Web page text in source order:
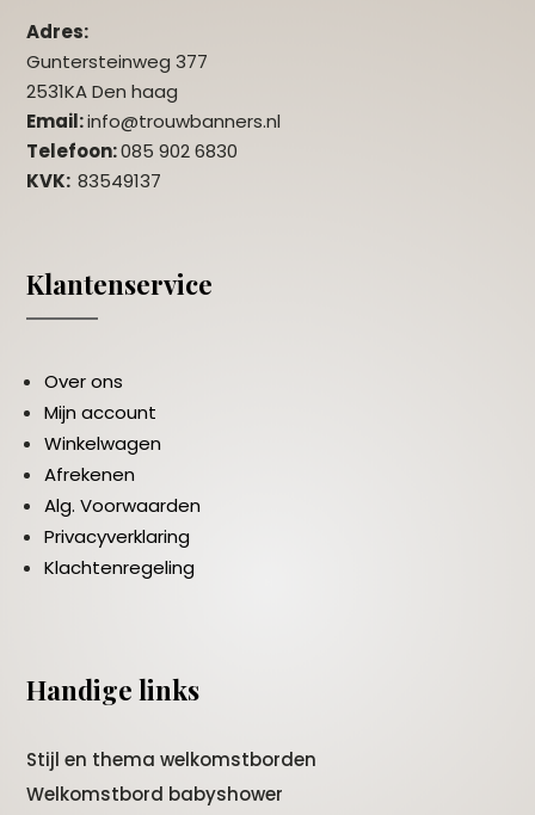
Adres:
Guntersteinweg 377
2531KA Den haag
Email:info@trouwbanners.nl
Telefoon:085 902 6830
KVK:83549137
Klantenservice
Over ons
Mijn account
Winkelwagen
Afrekenen
Alg. Voorwaarden
Privacyverklaring
Klachtenregeling
Handige links
Stijl en thema welkomstborden
Welkomstbord babyshower